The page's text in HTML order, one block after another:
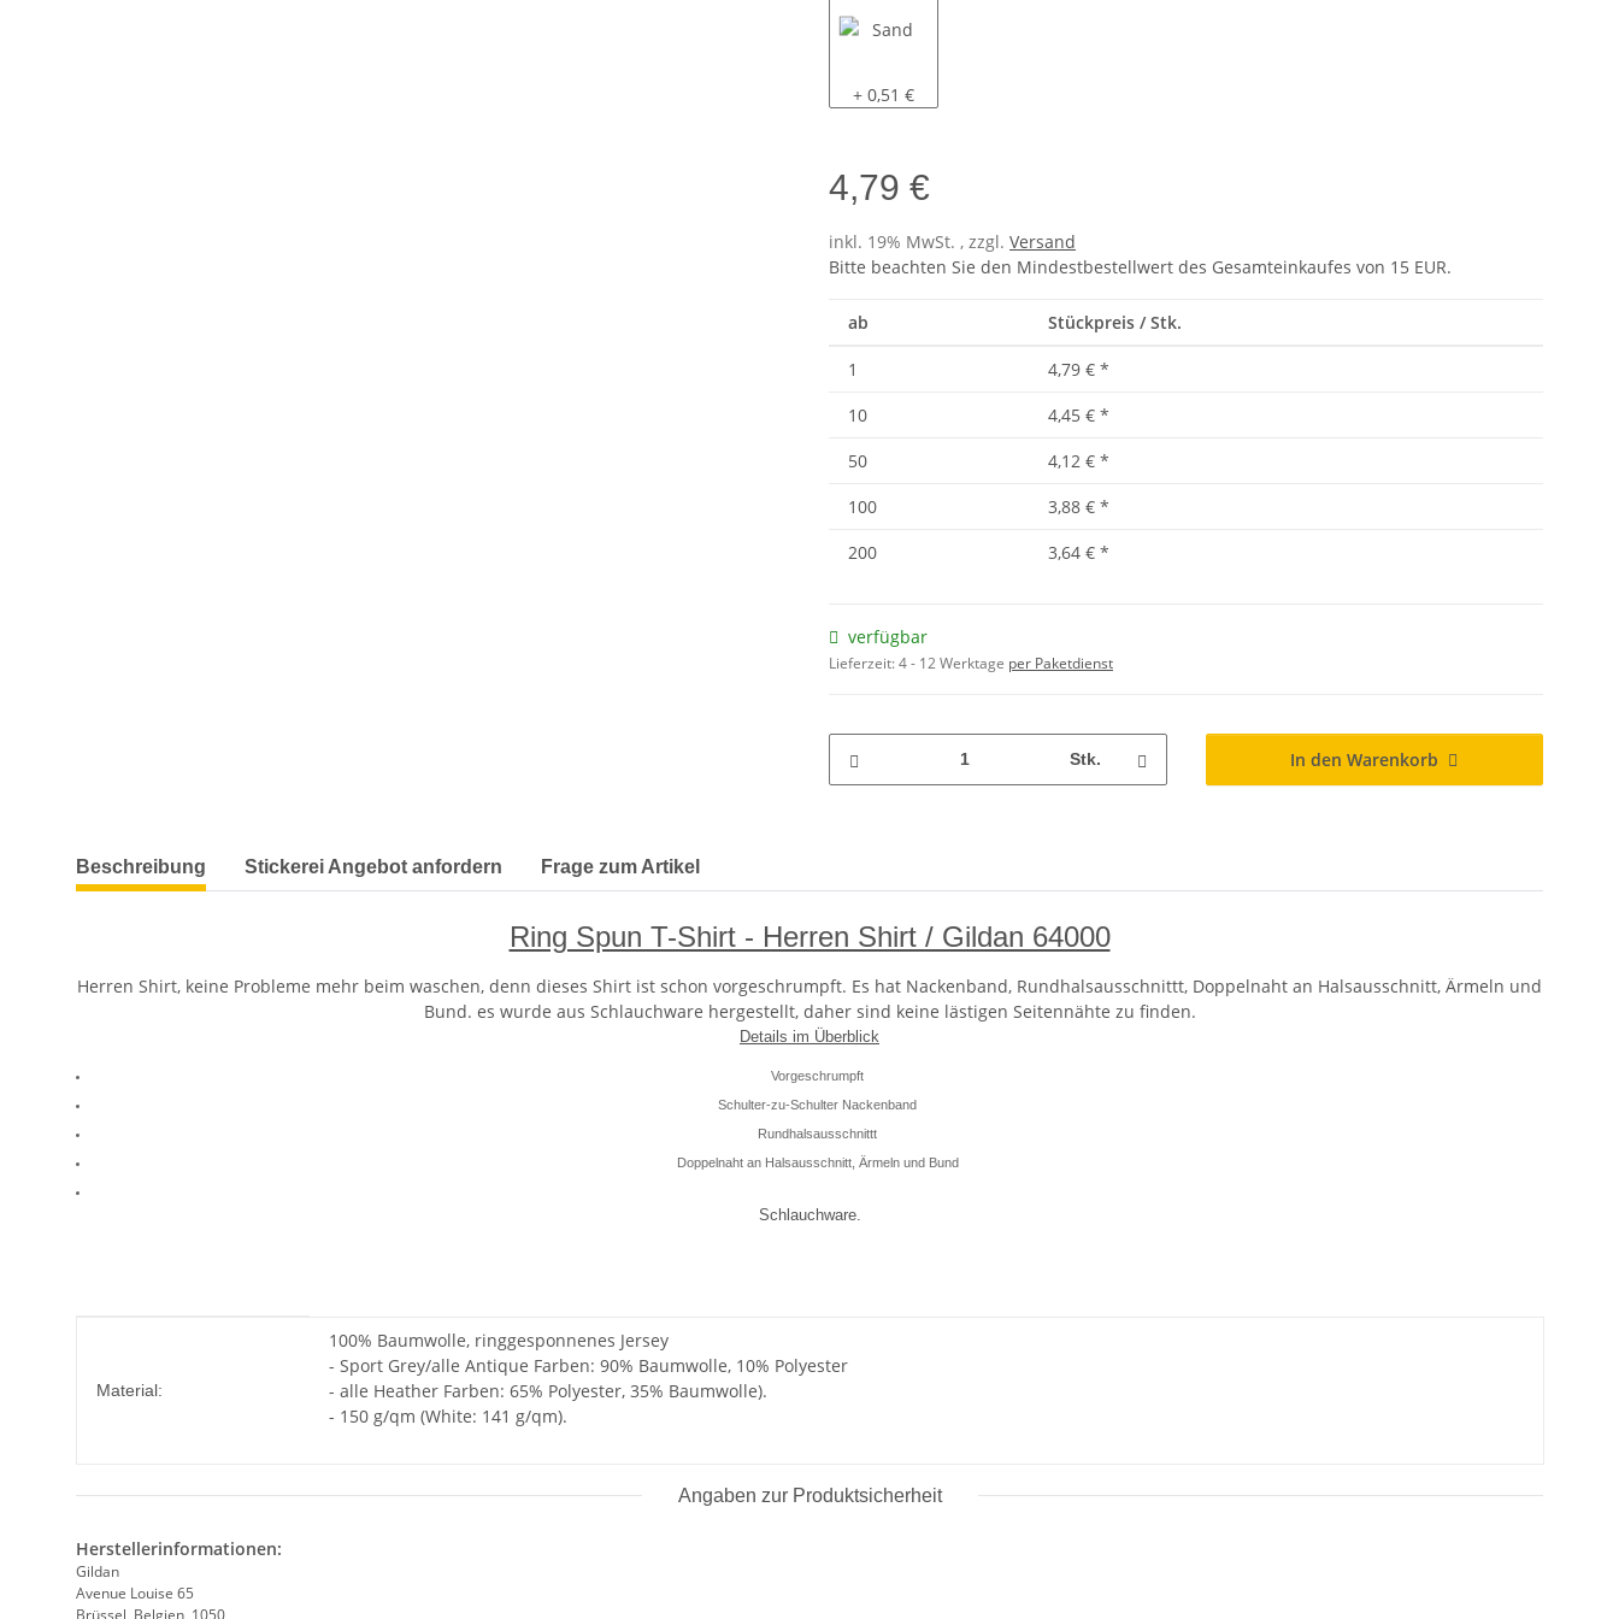
Sand
+ 0,51 €
4,79 €
inkl. 19% MwSt. , zzgl. Versand
Bitte beachten Sie den Mindestbestellwert des Gesamteinkaufes von 15 EUR.
ab Stückpreis / Stk.
1 4,79 € *
10
4,45 € *
50
4,12 € *
100
3,88 € *
200
3,64 € *
verfügbar
Lieferzeit:4 - 12 Werktage per Paketdienst
Stk. In den Warenkorb
weitere Registerkarten anzeigen
Beschreibung Stickerei Angebot anfordern Frage zum Artikel
Ring Spun T-Shirt - Herren Shirt / Gildan 64000
Herren Shirt, keine Probleme mehr beim waschen, denn dieses Shirt ist schon vorgeschrumpft. Es hat Nackenband, Rundhalsausschnittt, Doppelnaht an Halsausschnitt, Ärmeln und
Bund. es wurde aus Schlauchware hergestellt, daher sind keine lästigen Seitennähte zu finden.
Details im Überblick
Vorgeschrumpft
Schulter-zu-Schulter Nackenband
Rundhalsausschnittt
Doppelnaht an Halsausschnitt, Ärmeln und Bund
Schlauchware.
Material:
100% Baumwolle, ringgesponnenes Jersey
- Sport Grey/alle Antique Farben: 90% Baumwolle, 10% Polyester
- alle Heather Farben: 65% Polyester, 35% Baumwolle).
- 150 g/qm (White: 141 g/qm).
Angaben zur Produktsicherheit
Herstellerinformationen:
Gildan
Avenue Louise 65
Brüssel, Belgien, 1050